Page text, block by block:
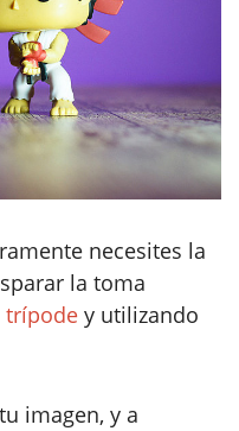
necesites la
la toma
trípode y utilizando
imagen, y a